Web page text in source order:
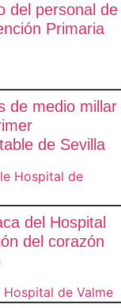
del personal de
Primaria
de medio millar
de Sevilla
del Hospital
del corazón